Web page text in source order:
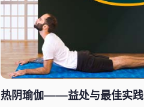
热阴瑜伽——益处与最佳实践